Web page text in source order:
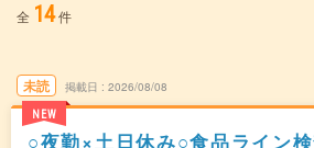
全 14件
未読
NEW
掲載日 2026/08/08
○夜勤×土日休み○食品ライン